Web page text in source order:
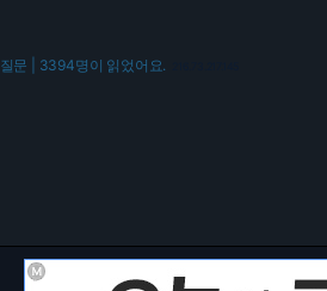
질문 | 3394명이 읽었어요.